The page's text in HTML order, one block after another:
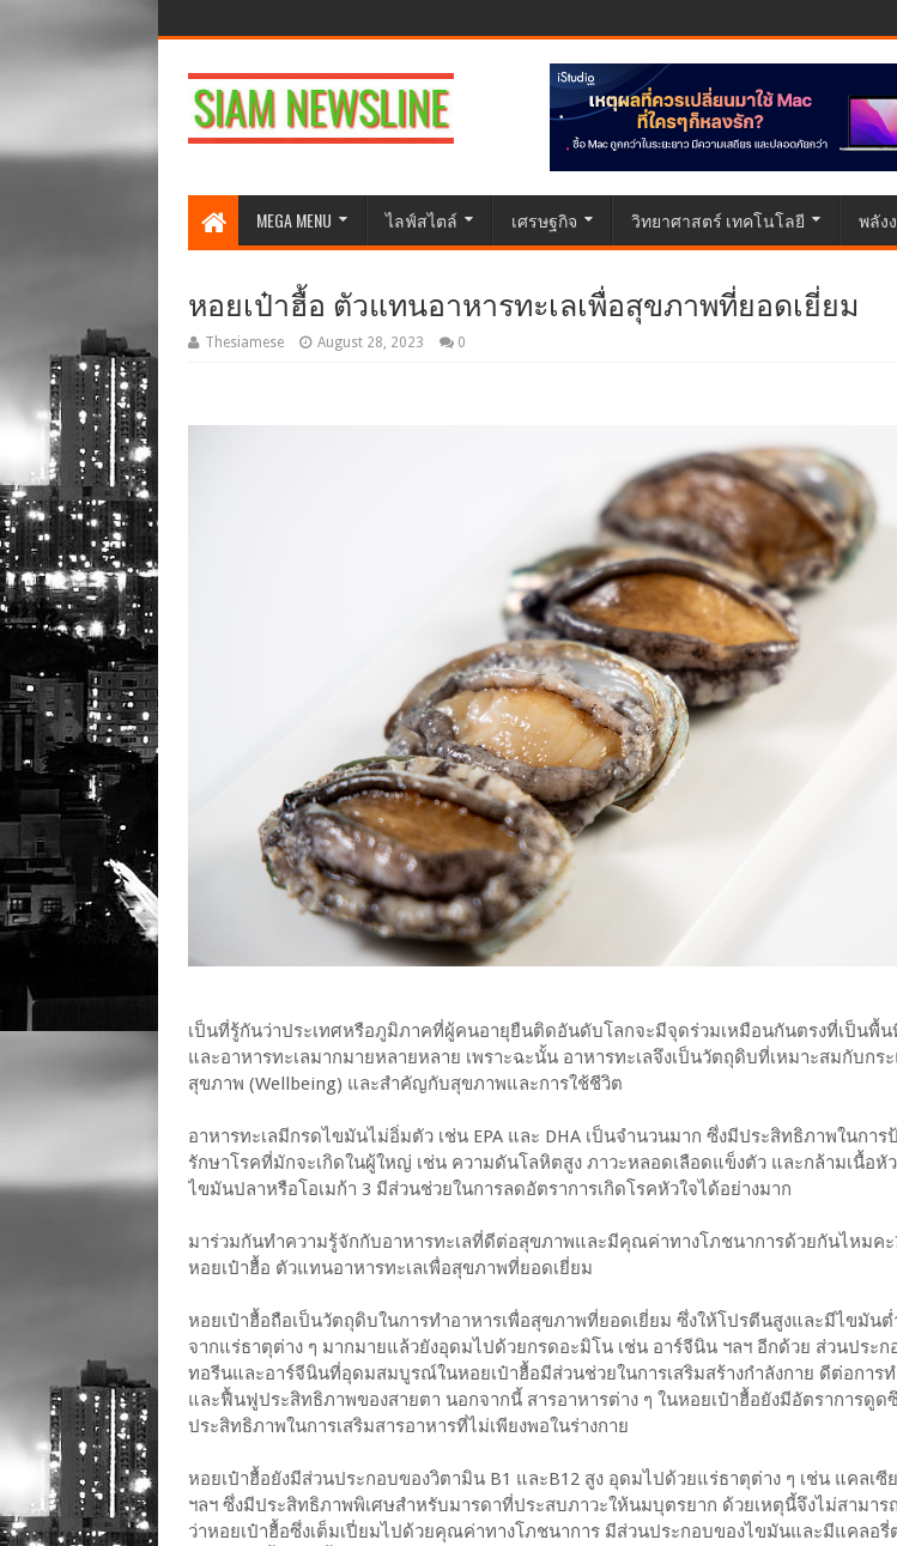
MEGA MENU ไลฟ์สไตล์ เศรษฐกิจ วิทยาศาสตร์ เทคโนโลยี พลัง
หอยเป๋าฮื้อ ตัวแทนอาหารทะเลเพื่อสุขภาพที่ยอดเยี่ยม
Thesiamese August 28, 2023 0
เป็นที่รู้กันว่าประเทศหรือภูมิภาคที่ผู้คนอายุยืนติดอันดับโลกจะมีจุดร่วมเหมือนกันตรงที่เป็นพื้
และอาหารทะเลมากมายหลายหลาย เพราะฉะนั้น อาหารทะเลจึงเป็นวัตถุดิบที่เหมาะสมกับกร
สุขภาพ (Wellbeing) และสำคัญกับสุขภาพและการใช้ชีวิต
อาหารทะเลมีกรดไขมันไม่อิ่มตัว เช่น EPA และ DHA เป็นจำนวนมาก ซึ่งมีประสิทธิภาพในการ
รักษาโรคที่มักจะเกิดในผู้ใหญ่ เช่น ความดันโลหิตสูง ภาวะหลอดเลือดแข็งตัว และกล้ามเนื้อหั
ไขมันปลาหรือโอเมก้า 3 มีส่วนช่วยในการลดอัตราการเกิดโรคหัวใจได้อย่างมาก
มาร่วมกันทำความรู้จักกับอาหารทะเลที่ดีต่อสุขภาพและมีคุณค่าทางโภชนาการด้วยกันไหมค
หอยเป๋าฮื้อ ตัวแทนอาหารทะเลเพื่อสุขภาพที่ยอดเยี่ยม
หอยเป๋าฮื้อถือเป็นวัตถุดิบในการทำอาหารเพื่อสุขภาพที่ยอดเยี่ยม ซึ่งให้โปรตีนสูงและมีไขมันต่
จากแร่ธาตุต่าง ๆ มากมายแล้วยังอุดมไปด้วยกรดอะมิโน เช่น อาร์จีนิน ฯลฯ อีกด้วย ส่วนประ
ทอรีนและอาร์จีนินที่อุดมสมบูรณ์ในหอยเป๋าฮื้อมีส่วนช่วยในการเสริมสร้างกำลังกาย ดีต่อการ
และฟื้นฟูประสิทธิภาพของสายตา นอกจากนี้ สารอาหารต่าง ๆ ในหอยเป๋าฮื้อยังมีอัตราการดูด
ประสิทธิภาพในการเสริมสารอาหารที่ไม่เพียงพอในร่างกาย
หอยเป๋าฮื้อยังมีส่วนประกอบของวิตามิน B1 และB12 สูง อุดมไปด้วยแร่ธาตุต่าง ๆ เช่น แคลเ
ฯลฯ ซึ่งมีประสิทธิภาพพิเศษสำหรับมารดาที่ประสบภาวะให้นมบุตรยาก ด้วยเหตุนี้จึงไม่สามาร
ว่าหอยเป๋าฮื้อซึ่งเต็มเปี่ยมไปด้วยคุณค่าทางโภชนาการ มีส่วนประกอบของไขมันและมีแคลอรี่